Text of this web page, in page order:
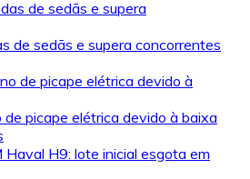
de sedãs e supera concorrentes
de picape elétrica devido à baixa